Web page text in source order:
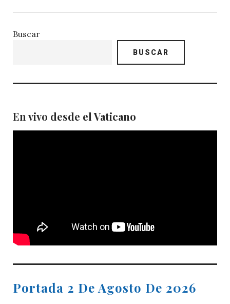
Buscar
BUSCAR
En vivo desde el Vaticano
Portada 2 De Agosto De 2026